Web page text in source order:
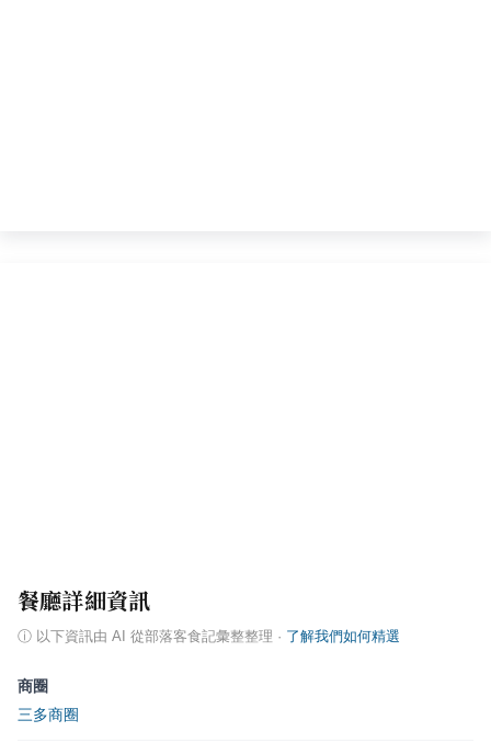
餐廳詳細資訊
ⓘ 以下資訊由 AI 從部落客食記彙整整理 · 了解我們如何精選
商圈
三多商圈